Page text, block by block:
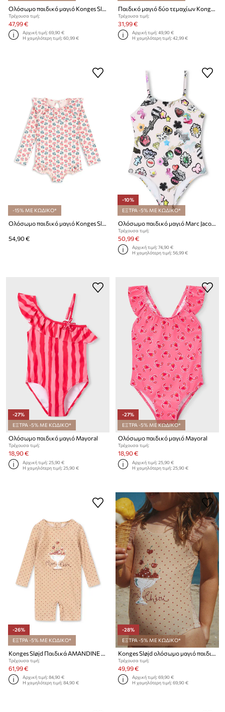
Τρέχουσα τιμή:
47,99 €
Αρχική τιμή:69,90 €
Η χαμηλότερη τιμή:60,99 €
Τρέχουσα τιμή:
31,99 €
Αρχική τιμή:49,90 €
Η χαμηλότερη τιμή:42,99 €
-15% ΜΕ ΚΩΔΙΚΟ*
Ολόσωμο παιδικό μαγιό Konges Sløjd MANUCA LS SWIMSUIT GRS
54,90 €
-10%
ΕΞΤΡΑ -5% ΜΕ ΚΩΔΙΚΟ*
Ολόσωμο παιδικό μαγιό Marc Jacobs
Τρέχουσα τιμή:
50,99 €
Αρχική τιμή:74,90 €
Η χαμηλότερη τιμή:56,99 €
-27%
ΕΞΤΡΑ -5% ΜΕ ΚΩΔΙΚΟ*
Ολόσωμο παιδικό μαγιό Mayoral
Τρέχουσα τιμή:
18,90 €
Αρχική τιμή:25,90 €
Η χαμηλότερη τιμή:25,90 €
-27%
ΕΞΤΡΑ -5% ΜΕ ΚΩΔΙΚΟ*
Ολόσωμο παιδικό μαγιό Mayoral
Τρέχουσα τιμή:
18,90 €
Αρχική τιμή:25,90 €
Η χαμηλότερη τιμή:25,90 €
-26%
ΕΞΤΡΑ -5% ΜΕ ΚΩΔΙΚΟ*
Τρέχουσα τιμή:
61,99 €
Αρχική τιμή:84,90 €
Η χαμηλότερη τιμή:84,90 €
-28%
ΕΞΤΡΑ -5% ΜΕ ΚΩΔΙΚΟ*
Τρέχουσα τιμή:
49,99 €
Αρχική τιμή:69,90 €
Η χαμηλότερη τιμή:69,90 €